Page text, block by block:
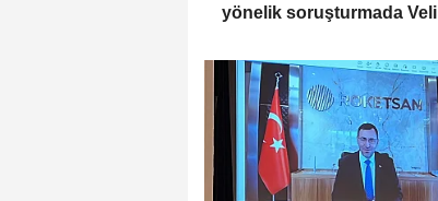
yönelik soruşturmada Veli